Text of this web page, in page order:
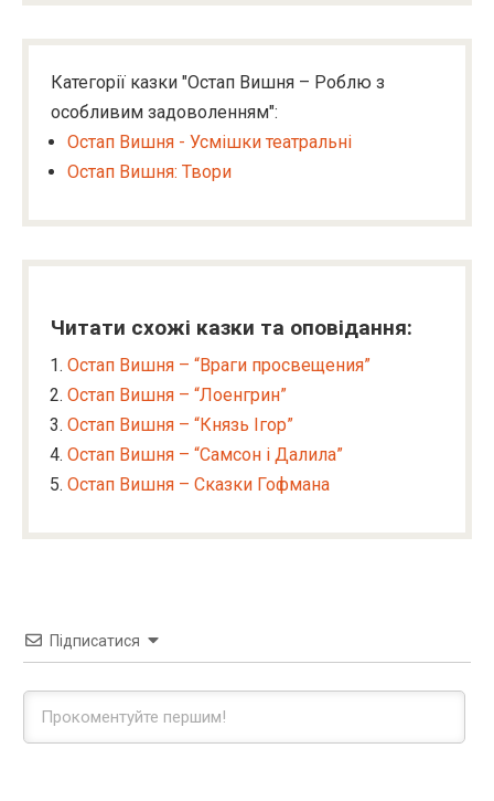
Категорії казки "Остап Вишня – Роблю з
особливим задоволенням":
Остап Вишня - Усмішки театральні
Остап Вишня: Твори
Читати схожі казки та оповідання:
Остап Вишня – “Враги просвещения”
Остап Вишня – “Лоенгрин”
Остап Вишня – “Князь Ігор”
Остап Вишня – “Самсон і Далила”
Остап Вишня – Сказки Гофмана
Підписатися